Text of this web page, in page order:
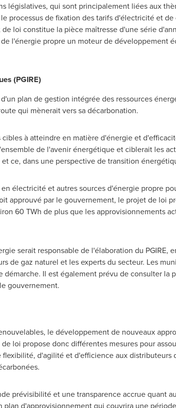
législatives, qui sont principalement liées aux
processus de fixation des tarifs d'électricité et
loi constitue la pièce maîtresse d'une série
l'énergie propre un moteur de développement
(PGIRE)
plan de gestion intégrée des ressources
qui mènerait vers sa décarbonation.
à atteindre en matière d'énergie et
de l'avenir énergétique et ciblerait les
ce, dans une perspective de transition
électricité et autres sources d'énergie propre
approuvé par le gouvernement, le projet de loi
60 TWh de plus que les approvisionnements
serait responsable de l'élaboration du PGIRE,
de gaz naturel et les experts du secteur. Les
Il est également prévu de consulter la
gouvernement.
le développement de nouveaux
loi propose donc différentes mesures pour
d'agilité et d'efficience aux distributeurs
prévisibilité et une transparence accrue quant
d'approvisionnement qui couvrira une